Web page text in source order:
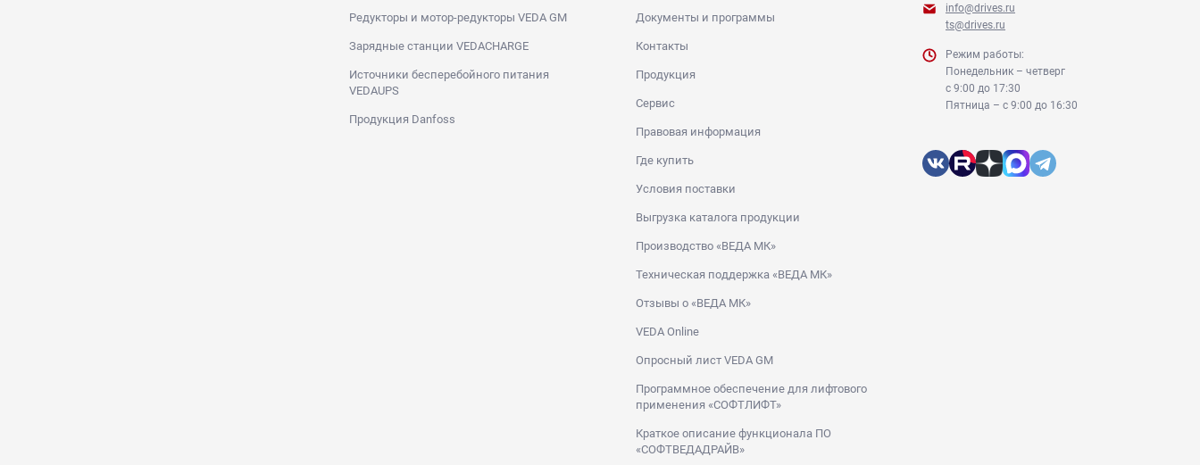
Редукторы и мотор-редукторы VEDA GM
Зарядные станции VEDACHARGE
Источники бесперебойного питания
VEDAUPS
Продукция Danfoss
Документы и программы
Контакты
Продукция
Сервис
Правовая информация
Где купить
Условия поставки
Выгрузка каталога продукции
Производство «ВЕДА МК»
Техническая поддержка «ВЕДА МК»
Отзывы о «ВЕДА МК»
VEDA Online
Опросный лист VEDA GM
Программное обеспечение для лифтового
применения «СОФТЛИФТ»
Краткое описание функционала ПО
«СОФТВЕДАДРАЙВ»
info@drives.ru
ts@drives.ru
Режим работы:
Понедельник – четверг
с 9:00 до 17:30
Пятница – с 9:00 до 16:30